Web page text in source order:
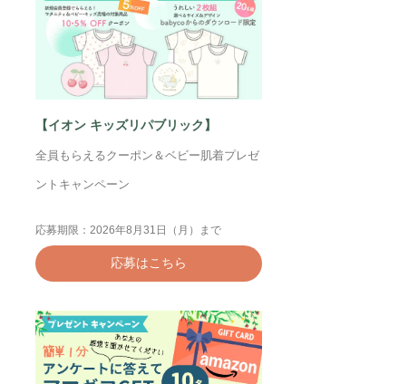
【イオン キッズリパブリック】
全員もらえるクーポン＆ベビー肌着プレゼ
ントキャンペーン
応募期限：2026年8月31日（月）まで
応募はこちら